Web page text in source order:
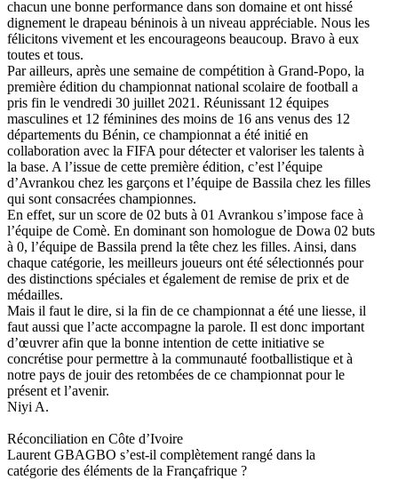
chacun une bonne performance dans son domaine et ont hissé
dignement le drapeau béninois à un niveau appréciable. Nous les
félicitons vivement et les encourageons beaucoup. Bravo à eux
toutes et tous.
Par ailleurs, après une semaine de compétition à Grand-Popo, la
première édition du championnat national scolaire de football a
pris fin le vendredi 30 juillet 2021. Réunissant 12 équipes
masculines et 12 féminines des moins de 16 ans venus des 12
départements du Bénin, ce championnat a été initié en
collaboration avec la FIFA pour détecter et valoriser les talents à
la base. A l’issue de cette première édition, c’est l’équipe
d’Avrankou chez les garçons et l’équipe de Bassila chez les filles
qui sont consacrées championnes.
En effet, sur un score de 02 buts à 01 Avrankou s’impose face à
l’équipe de Comè. En dominant son homologue de Dowa 02 buts
à 0, l’équipe de Bassila prend la tête chez les filles. Ainsi, dans
chaque catégorie, les meilleurs joueurs ont été sélectionnés pour
des distinctions spéciales et également de remise de prix et de
médailles.
Mais il faut le dire, si la fin de ce championnat a été une liesse, il
faut aussi que l’acte accompagne la parole. Il est donc important
d’œuvrer afin que la bonne intention de cette initiative se
concrétise pour permettre à la communauté footballistique et à
notre pays de jouir des retombées de ce championnat pour le
présent et l’avenir.
Niyi A.
Réconciliation en Côte d’Ivoire
Laurent GBAGBO s’est-il complètement rangé dans la
catégorie des éléments de la Françafrique ?